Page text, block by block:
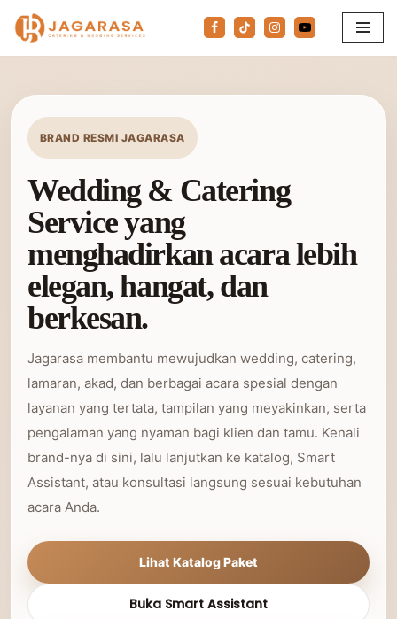
Lompat
konten
BRAND RESMI JAGARASA
Wedding & Catering
Service yang
menghadirkan acara lebih
elegan, hangat, dan
berkesan.
Jagarasa membantu mewujudkan wedding, catering,
lamaran, akad, dan berbagai acara spesial dengan
layanan yang tertata, tampilan yang meyakinkan, serta
pengalaman yang nyaman bagi klien dan tamu. Kenali
brand-nya di sini, lalu lanjutkan ke katalog, Smart
Assistant, atau konsultasi langsung sesuai kebutuhan
acara Anda.
Lihat Katalog Paket
Buka Smart Assistant